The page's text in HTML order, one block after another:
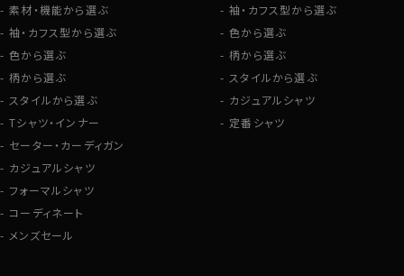
素材・機能から選ぶ
袖・カフス型から選ぶ
色から選ぶ
柄から選ぶ
スタイルから選ぶ
Tシャツ・インナー
セーター・カーディガン
カジュアルシャツ
フォーマルシャツ
コーディネート
メンズセール
袖・カフス型から選ぶ
色から選ぶ
柄から選ぶ
スタイルから選ぶ
カジュアルシャツ
定番シャツ